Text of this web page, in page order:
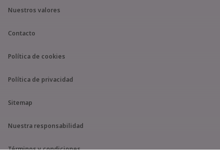
Nuestros valores
Contacto
Política de cookies
Política de privacidad
Sitemap
Nuestra responsabilidad
Términos y condiciones